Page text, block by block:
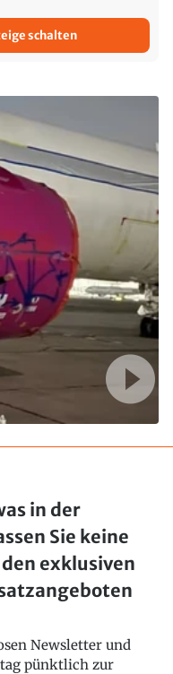
schalten
in der
Sie keine
exklusiven
Newsletter und
pünktlich zur